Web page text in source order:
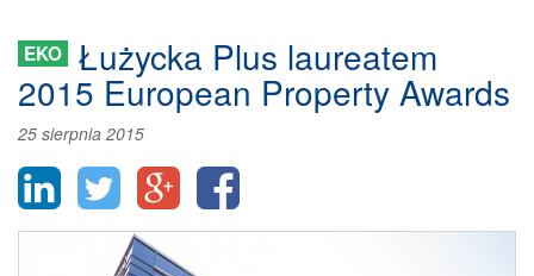
EKO Łużycka Plus laureatem
2015 European Property Awards
25 sierpnia 2015